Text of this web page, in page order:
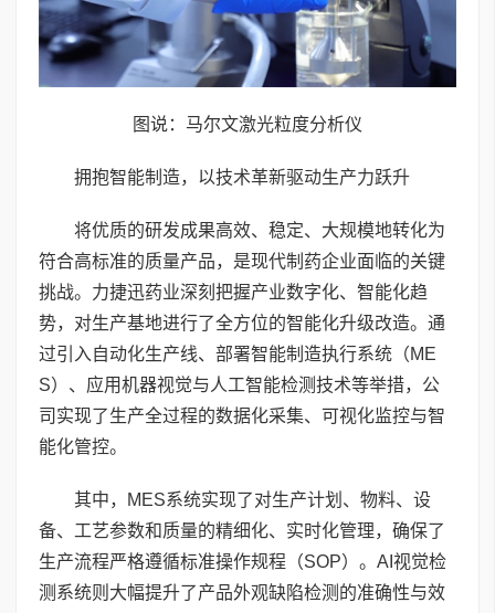
图说：马尔文激光粒度分析仪
拥抱智能制造，以技术革新驱动生产力跃升
将优质的研发成果高效、稳定、大规模地转化为
符合高标准的质量产品，是现代制药企业面临的关键
挑战。力捷迅药业深刻把握产业数字化、智能化趋
势，对生产基地进行了全方位的智能化升级改造。通
过引入自动化生产线、部署智能制造执行系统（ME
S）、应用机器视觉与人工智能检测技术等举措，公
司实现了生产全过程的数据化采集、可视化监控与智
能化管控。
其中，MES系统实现了对生产计划、物料、设
备、工艺参数和质量的精细化、实时化管理，确保了
生产流程严格遵循标准操作规程（SOP）。AI视觉检
测系统则大幅提升了产品外观缺陷检测的准确性与效